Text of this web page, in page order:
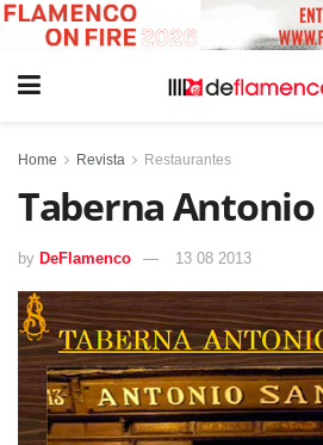
Home Revista Restaurantes
Taberna Antonio
by DeFlamenco 13 08 2013